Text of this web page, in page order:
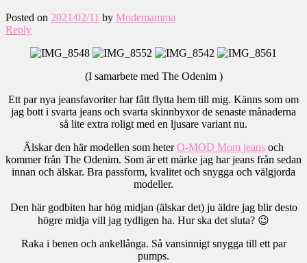
Posted on 2021/02/11 by Modemamma
Reply
(I samarbete med The Odenim )
Ett par nya jeansfavoriter har fått flytta hem till mig. Känns som om
jag bott i svarta jeans och svarta skinnbyxor de senaste månaderna
så lite extra roligt med en ljusare variant nu.
Älskar den här modellen som heterO-MOD Mom jeans och
kommer från The Odenim. Som är ett märke jag har jeans från sedan
innan och älskar. Bra passform, kvalitet och snygga och välgjorda
modeller.
Den här godbiten har hög midjan (älskar det) ju äldre jag blir desto
högre midja vill jag tydligen ha. Hur ska det sluta? 😉
Raka i benen och ankellånga. Så vansinnigt snygga till ett par
pumps.